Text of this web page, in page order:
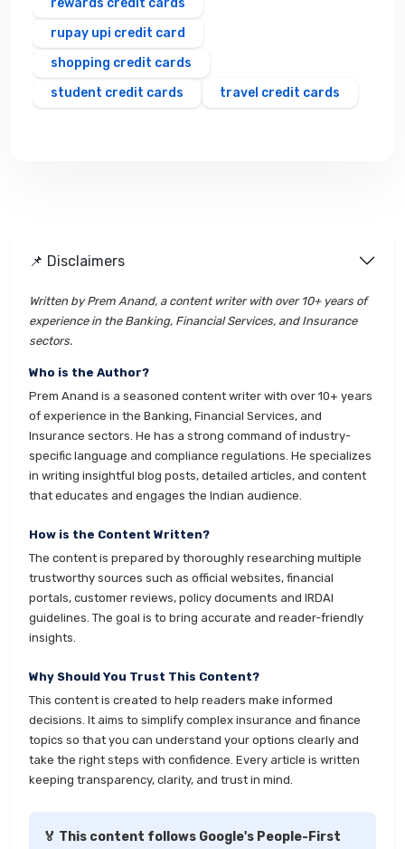
rewards credit cards
rupay upi credit card
shopping credit cards
student credit cards
travel credit cards
📌 Disclaimers
Written by Prem Anand, a content writer with over 10+ years of
experience in the Banking, Financial Services, and Insurance
sectors.
Who is the Author?
Prem Anand is a seasoned content writer with over 10+ years
of experience in the Banking, Financial Services, and
Insurance sectors. He has a strong command of industry-
specific language and compliance regulations. He specializes
in writing insightful blog posts, detailed articles, and content
that educates and engages the Indian audience.
How is the Content Written?
The content is prepared by thoroughly researching multiple
trustworthy sources such as official websites, financial
portals, customer reviews, policy documents and IRDAI
guidelines. The goal is to bring accurate and reader-friendly
insights.
Why Should You Trust This Content?
This content is created to help readers make informed
decisions. It aims to simplify complex insurance and finance
topics so that you can understand your options clearly and
take the right steps with confidence. Every article is written
keeping transparency, clarity, and trust in mind.
🏅 This content follows Google's People-First